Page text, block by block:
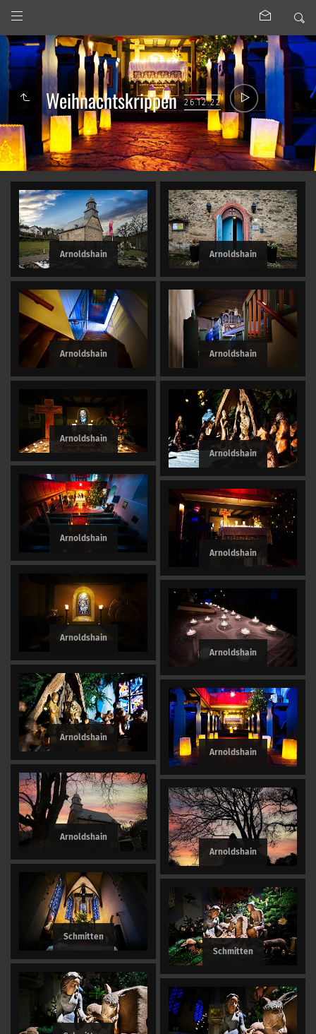
Weihnachtskrippen 26.12.22
Arnoldshain Arnoldshain
Arnoldshain Arnoldshain
Arnoldshain
Arnoldshain
Arnoldshain
Arnoldshain
Arnoldshain
Arnoldshain
Arnoldshain
Arnoldshain
Arnoldshain
Arnoldshain
Schmitten
Schmitten